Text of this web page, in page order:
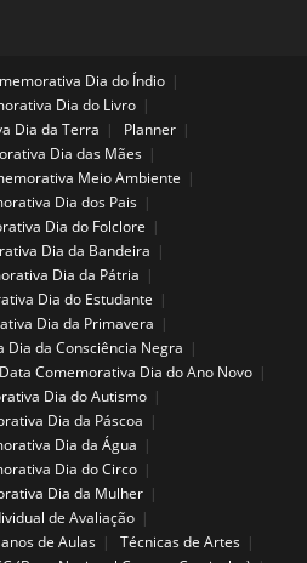
Dia do Índio
Dia do Livro
Dia da Terra
Planner
Dia das Mães
Meio Ambiente
Dia dos Pais
Dia do Folclore
Dia da Bandeira
Dia da Pátria
Dia do Estudante
Dia da Primavera
Dia da Consciência Negra
Data Comemorativa Dia do Ano Novo
Dia do Autismo
Dia da Páscoa
Dia da Água
Dia do Circo
Dia da Mulher
de Avaliação
de Aulas
Técnicas de Artes